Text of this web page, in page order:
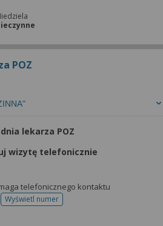
POZ
lekarza POZ
wizytę telefonicznie
telefonicznego kontaktu
Wyświetl numertelefonu do rejestracji